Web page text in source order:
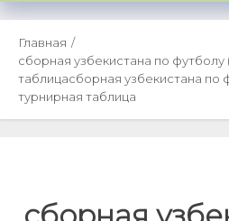
Главная
сборная узбекистана по футболу
таблицасборная узбекистана по
турнирная таблица